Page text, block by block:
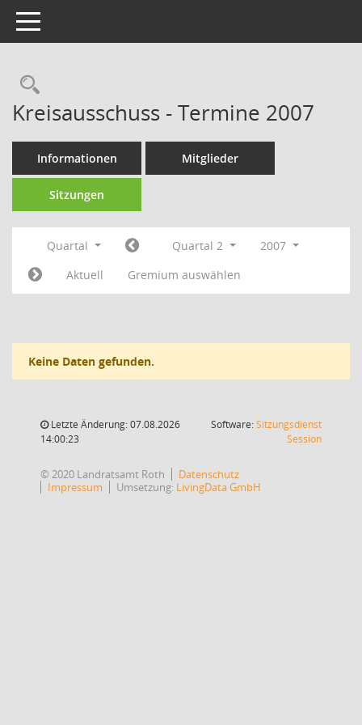
Toggle navigation
Rechercheauswahl
Kreisausschuss - Termine 2007
Informationen Mitglieder
Sitzungen
Quartal Quartal 2
2007
Aktuell
Gremium auswählen
Keine Daten gefunden.
Letzte Änderung: 07.08.2026
14:00:23
Software:Sitzungsdienst
Session(Wird in
© 2020 Landratsamt Roth
Datenschutz
Impressum
Umsetzung: LivingData GmbH